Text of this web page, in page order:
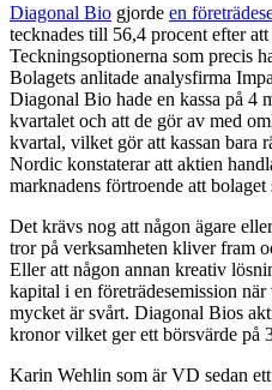
Diagonal Bio gjorde en
tecknades till 56,4 procent efter
Teckningsoptionerna som precis
Bolagets anlitade analysfirma
Diagonal Bio hade en kassa på 4
kvartalet och att de gör av med
kvartal, vilket gör att kassan bara
Nordic konstaterar att aktien
marknadens förtroende att
Det krävs nog att någon ägare
tror på verksamheten kliver fram
Eller att någon annan kreativ
kapital i en företrädesemission
mycket är svårt. Diagonal Bios
kronor vilket ger ett börsvärde på
Karin Wehlin som är VD sedan